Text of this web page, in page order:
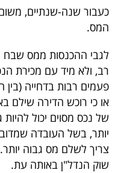
דרושים
ניוזלטרים
מייל
אדום
כעבור שנה-שנתיים,
המס.
לגבי ההכנסות ממס
רב, ולא מיד עם מכירת
פעמים רבות בדחייה
או כי רוכש הדירה שילם
של נכס מסוים יכול
יותר, בשל העובדה
צריך לשלם מס גבוה
שוק הנדל"ן באותה עת.